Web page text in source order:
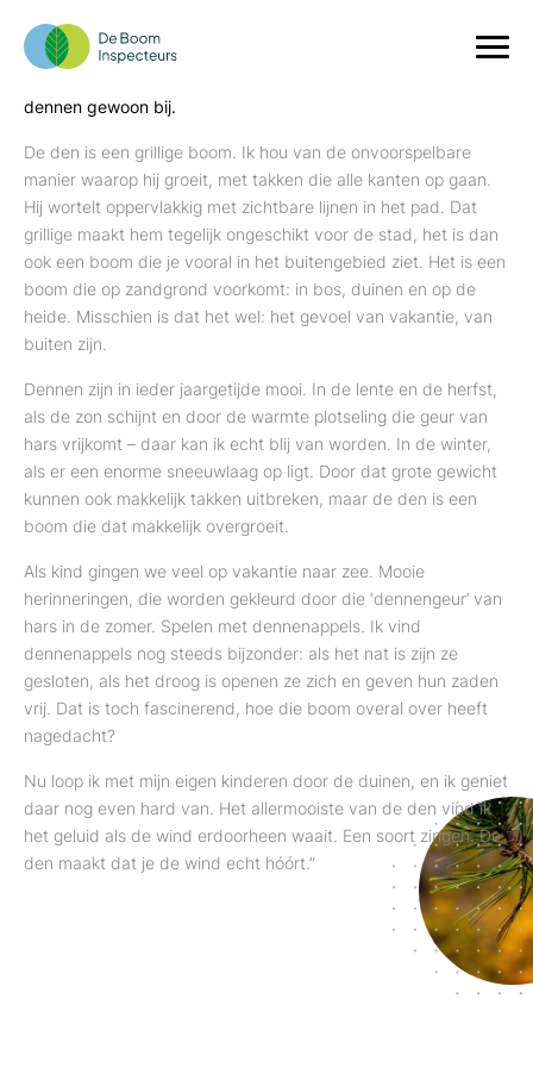
De favoriete boom van Adriaan Wessels
“Mijn favoriete boom is de grove den, de
. Ik
dennen gewoon bij.
De den is een grillige boom. Ik hou van de onvoorspelbare
manier waarop hij groeit, met takken die alle kanten op gaan.
Hij wortelt oppervlakkig met zichtbare lijnen in het pad. Dat
grillige maakt hem tegelijk ongeschikt voor de stad, het is dan
ook een boom die je vooral in het buitengebied ziet. Het is een
boom die op zandgrond voorkomt: in bos, duinen en op de
heide. Misschien is dat het wel: het gevoel van vakantie, van
buiten zijn.
Dennen zijn in ieder jaargetijde mooi. In de lente en de herfst,
als de zon schijnt en door de warmte plotseling die geur van
hars vrijkomt – daar kan ik echt blij van worden. In de winter,
als er een enorme sneeuwlaag op ligt. Door dat grote gewicht
kunnen ook makkelijk takken uitbreken, maar de den is een
boom die dat makkelijk overgroeit.
Als kind gingen we veel op vakantie naar zee. Mooie
herinneringen, die worden gekleurd door die ‘dennengeur’ van
hars in de zomer. Spelen met dennenappels. Ik vind
dennenappels nog steeds bijzonder: als het nat is zijn ze
gesloten, als het droog is openen ze zich en geven hun zaden
vrij. Dat is toch fascinerend, hoe die boom overal over heeft
nagedacht?
Nu loop ik met mijn eigen kinderen door de duinen, en ik geniet
daar nog even hard van. Het allermooiste van de den vind ik
het geluid als de wind erdoorheen waait. Een soort zingen. De
den maakt dat je de wind echt hóórt.”